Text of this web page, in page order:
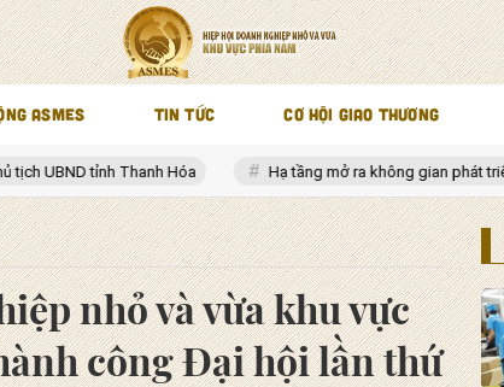
ASMES TIN TỨC CƠ HỘI GIAO THƯƠNG
Hóa Hạ tầng mở ra không gian phát triển mới cho Nam Trung
nhỏ và vừa khu vực
công Đại hội lần thứ